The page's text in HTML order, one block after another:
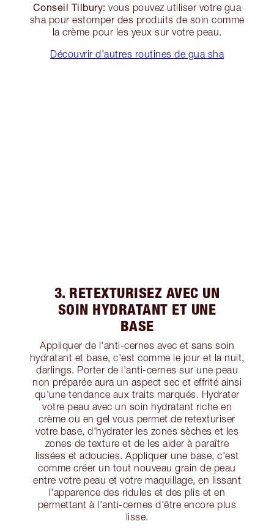
Conseil Tilbury: vous pouvez utiliser votre gua
sha pour estomper des produits de soin comme
la crème pour les yeux sur votre peau.
Découvrir d'autres routines de gua sha
3. RETEXTURISEZ AVEC UN
SOIN HYDRATANT ET UNE
BASE
Appliquer de l'anti-cernes avec et sans soin
hydratant et base, c'est comme le jour et la nuit,
darlings. Porter de l'anti-cernes sur une peau
non préparée aura un aspect sec et effrité ainsi
qu'une tendance aux traits marqués. Hydrater
votre peau avec un soin hydratant riche en
crème ou en gel vous permet de retexturiser
votre base, d'hydrater les zones sèches et les
zones de texture et de les aider à paraître
lissées et adoucies. Appliquer une base, c'est
comme créer un tout nouveau grain de peau
entre votre peau et votre maquillage, en lissant
l'apparence des ridules et des plis et en
permettant à l'anti-cernes d'être encore plus
lisse.